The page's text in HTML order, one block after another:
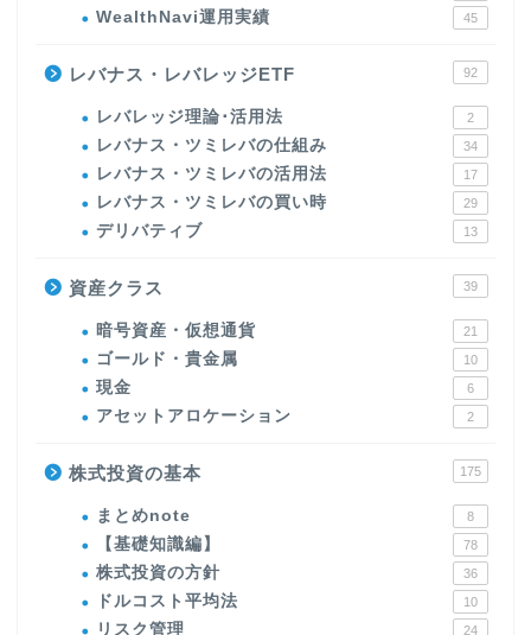
WealthNavi運用実績 45
レバナス・レバレッジETF 92
レバレッジ理論･活用法 2
レバナス・ツミレバの仕組み 34
レバナス・ツミレバの活用法 17
レバナス・ツミレバの買い時 29
デリバティブ 13
資産クラス 39
暗号資産・仮想通貨 21
ゴールド・貴金属 10
現金 6
アセットアロケーション 2
株式投資の基本 175
まとめnote 8
【基礎知識編】 78
株式投資の方針 36
ドルコスト平均法 10
リスク管理 24